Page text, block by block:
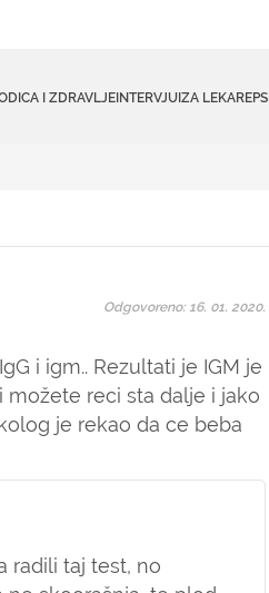
I ZDRAVLJEINTERVJUIZA LEKARE
i igm.. Rezultati je IGM je
možete reci sta dalje i jako
je rekao da ce beba
Odgovoreno: 16. 01. 2020.
radili taj test, no